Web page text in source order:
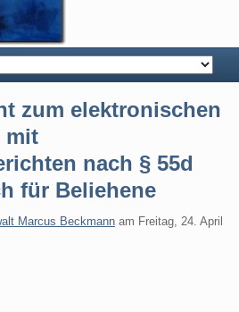
zum elektronischen
mit
nach § 55d
für Beliehene
Marcus Beckmann am Freitag, 24. April